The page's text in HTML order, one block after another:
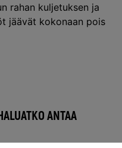
rahan kuljetuksen ja
jäävät kokonaan pois
ANTAA